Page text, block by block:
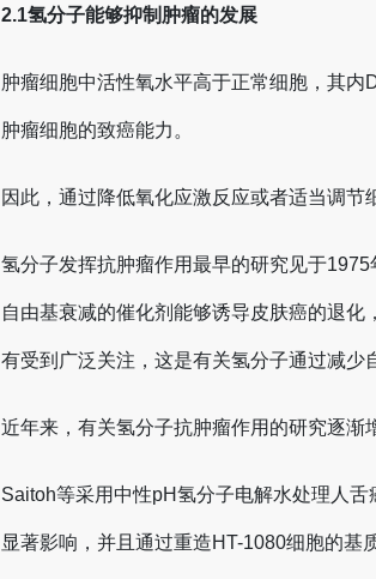
2.1氢分子能够抑制肿瘤的发展
肿瘤细胞中活性氧水平高于正常细胞，其
肿瘤细胞的致癌能力。
因此，通过降低氧化应激反应或者适当调节
氢分子发挥抗肿瘤作用最早的研究见于
自由基衰减的催化剂能够诱导皮肤癌的退
有受到广泛关注，这是有关氢分子通过减少
近年来，有关氢分子抗肿瘤作用的研究逐渐
Saitoh等采用中性pH氢分子电解水处理人
显著影响，并且通过重造HT-1080细胞的基